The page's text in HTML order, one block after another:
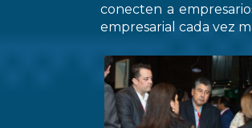
conecten a
empresarial cada vez